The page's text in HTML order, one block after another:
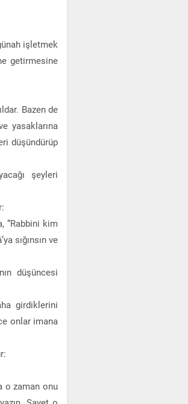
işletmek
getirmesine
Bazen de
yasaklarına
düşündürüp
şeyleri
“Rabbini kim
sığınsın ve
düşüncesi
girdiklerini
onlar imana
o zaman onu